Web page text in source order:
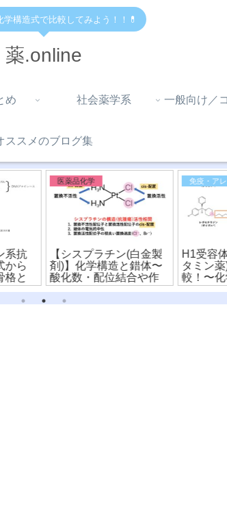
学構造式で比較してみよう！！💊
薬.online
め 社会薬学系 一般向け／
ススメのブログ集
金製
体〜
や作
免疫・アレルギー系
H1受容体拮抗薬(抗ヒス
タミン薬)の違いを比
較！〜化学構造式とフ
ァーマコフォア〜(※有
料)
医薬品化
【光線
式】医薬
注意！
造式か